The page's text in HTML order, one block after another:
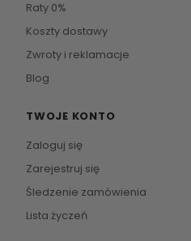
Raty 0%
Koszty dostawy
Zwroty i reklamacje
Blog
TWOJE KONTO
Zaloguj się
Zarejestruj się
Śledzenie zamówienia
Lista życzeń